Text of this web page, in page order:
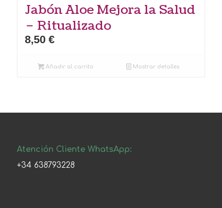
Jabón Aloe Mejora la Salud
– Ritualizado
8,50 €
Añadir al carrito Mostrar detalles
Atención Cliente WhatsApp:
+34 638793228